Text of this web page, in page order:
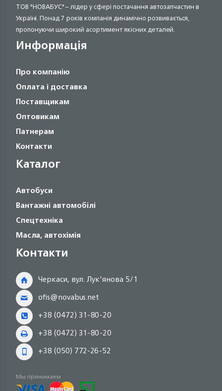
ТОВ "НОВАБУС" – лідер у сфері постачання автозапчастин в
Україні. Понад 7 років компанія динамічно розвивається,
пропонуючи широкий асортимент якісних деталей.
Информація
Про компанію
Оплата і доставка
Поставщикам
Оптовикам
Патнерам
Контакти
Каталог
Автобуси
Вантажні автомобілі
Спецтехніка
Масла, автохімія
Контакти
Черкаси, вул. Лук'янова 5/1
ofis@novabus.net
+38 (0472) 31-80-20
+38 (0472) 31-80-20
+38 (050) 772-26-52
Мы принимаем